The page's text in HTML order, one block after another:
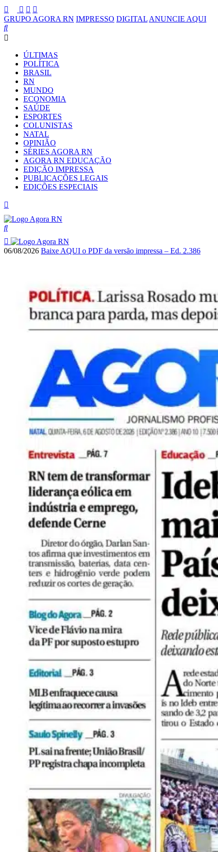
GRUPO AGORA RN IMPRESSO DIGITAL ANUNCIE AQUI
ÚLTIMAS
POLÍTICA
BRASIL
RN
MUNDO
ECONOMIA
SAÚDE
ESPORTES
COLUNISTAS
NATAL
OPINIÃO
SÉRIES AGORA RN
AGORA RN EDUCAÇÃO
EDIÇÃO IMPRESSA
PUBLICAÇÕES LEGAIS
EDIÇÕES ESPECIAIS
06/08/2026 Baixe AQUI o PDF da versão impressa – Ed. 2.386